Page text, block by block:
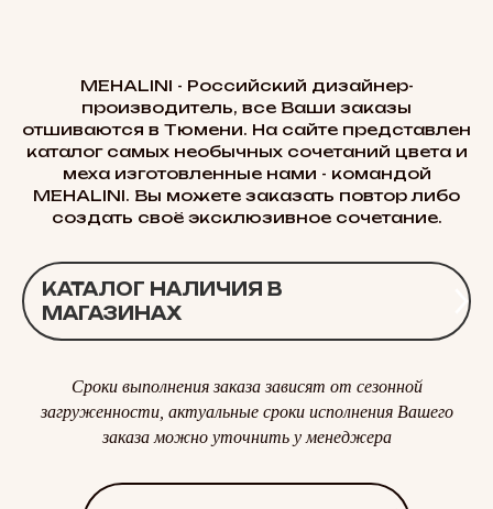
MEHALINI - Российский дизайнер-
производитель, все Ваши заказы
отшиваются в Тюмени. На сайте представлен
каталог самых необычных сочетаний цвета и
меха изготовленные нами - командой
MEHALINI. Вы можете заказать повтор либо
создать своё эксклюзивное сочетание.
КАТАЛОГ НАЛИЧИЯ В
МАГАЗИНАХ
Сроки выполнения заказа зависят от сезонной
загруженности, актуальные сроки исполнения Вашего
заказа можно уточнить у менеджера